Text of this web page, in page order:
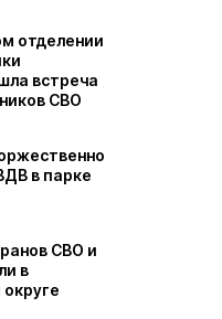
отделении
встреча
СВО
в парке
СВО и
в